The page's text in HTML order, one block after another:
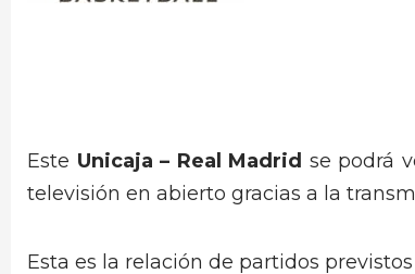
Este Unicaja – Real Madrid se podrá
televisión en abierto gracias a la
Esta es la relación de partidos